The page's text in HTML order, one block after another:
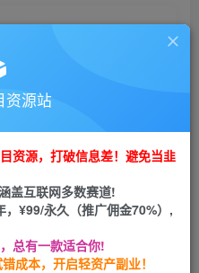
金币99
议登陆后购买，可保存购买订单
收益上千【详细视频玩法
资源站
资源，打破信息差！避免当韭
盖互联网多数赛道!
¥99/永久（推广佣金70%）,
总有一款适合你!
成本，开启轻资产副业！